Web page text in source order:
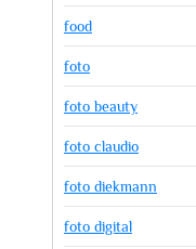
food
foto
foto beauty
foto claudio
foto diekmann
foto digital